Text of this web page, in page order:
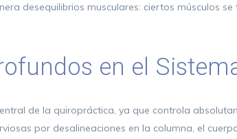
desequilibrios musculares: ciertos músculos
en el
de la quiropráctica, ya que controla
por desalineaciones en la columna, el